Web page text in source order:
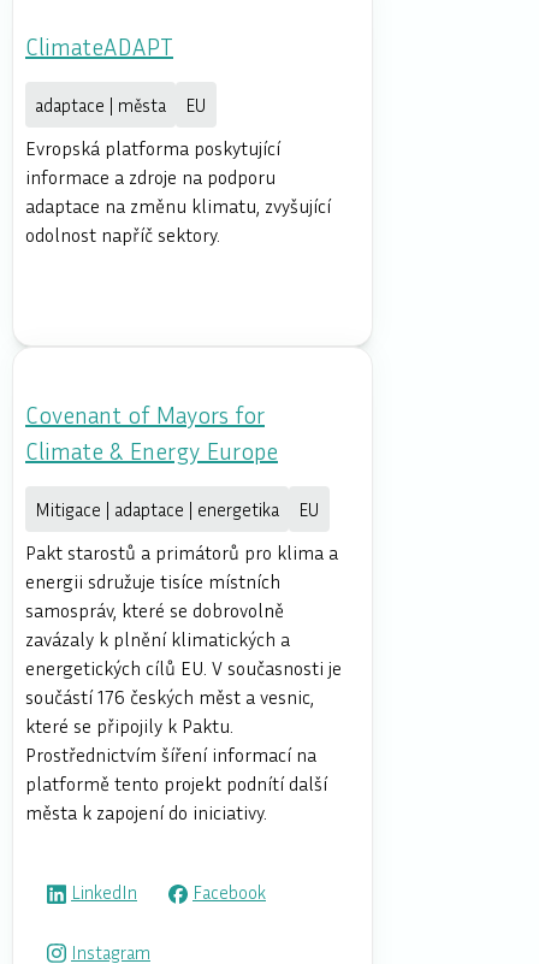
ClimateADAPT
adaptace | města EU
Evropská platforma poskytující
informace a zdroje na podporu
adaptace na změnu klimatu, zvyšující
odolnost napříč sektory.
Covenant of Mayors for
Climate & Energy Europe
Mitigace | adaptace | energetika EU
Pakt starostů a primátorů pro klima a
energii sdružuje tisíce místních
samospráv, které se dobrovolně
zavázaly k plnění klimatických a
energetických cílů EU. V současnosti je
součástí 176 českých měst a vesnic,
které se připojily k Paktu.
Prostřednictvím šíření informací na
platformě tento projekt podnítí další
města k zapojení do iniciativy.
LinkedIn Facebook
Instagram